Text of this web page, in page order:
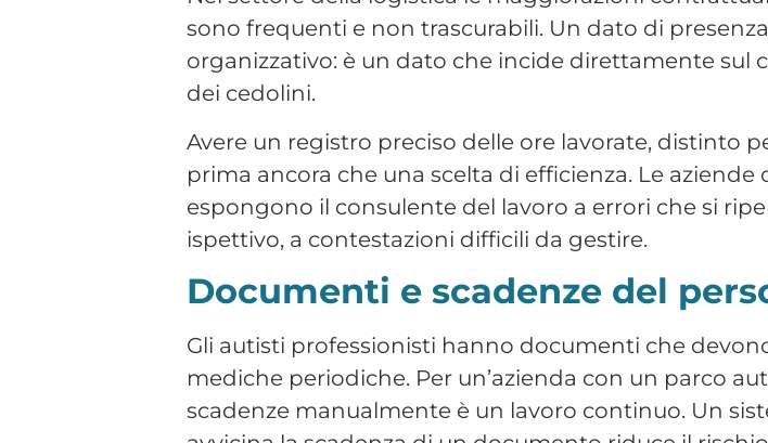
mediche periodiche. Per un’azienda con un parco
scadenze manualmente è un lavoro continuo. Un
avvicina la scadenza di un documento riduce il
mezzo.
Il flusso verso il consulente del
In molte aziende di logistica il passaggio dei dati al
Excel allegati che devono essere preparati ogni
incompleti o contengono anomalie, il processo si
Una piattaforma che struttura i dati di presenza in
parte del consulente, elimina questo collo di
formato che serve.